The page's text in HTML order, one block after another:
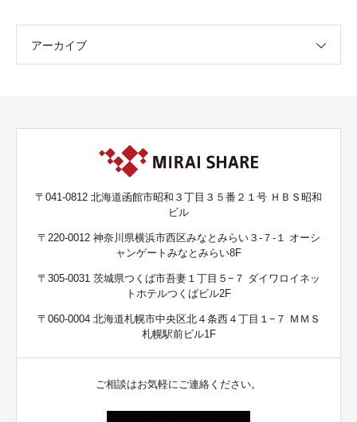
アーカイブ
〒041-0812 北海道函館市昭和３丁目３５番２１号 ＨＢＳ昭和
ビル
〒220-0012 神奈川県横浜市西区みなとみらい３-７-１ オーシ
ャンゲートみなとみらい8F
〒305-0031 茨城県つくば市吾妻１丁目５−７ ダイワロイネッ
トホテルつくばビル2F
〒060-0004 北海道札幌市中央区北４条西４丁目１−７ ＭＭＳ
札幌駅前ビル1F
ご相談はお気軽にご連絡ください。